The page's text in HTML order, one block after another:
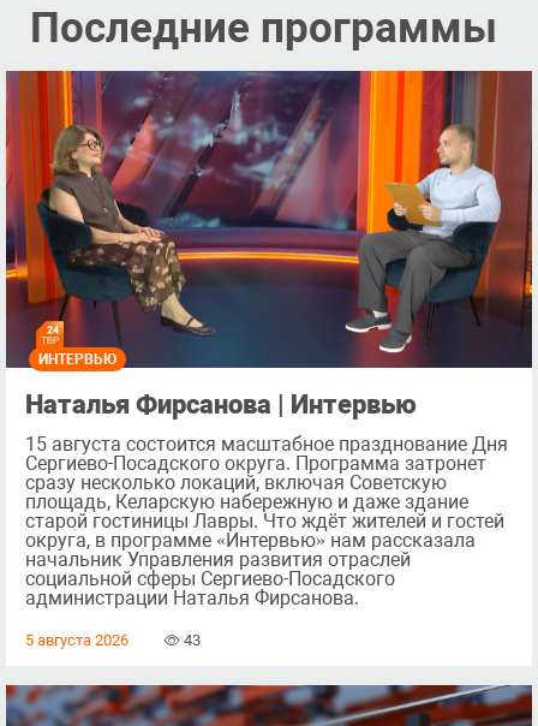
Последние программы
ИНТЕРВЬЮ
Наталья Фирсанова | Интервью
15 августа состоится масштабное празднование Дня
Сергиево-Посадского округа. Программа затронет
сразу несколько локаций, включая Советскую
площадь, Келарскую набережную и даже здание
старой гостиницы Лавры. Что ждёт жителей и гостей
округа, в программе «Интервью» нам рассказала
начальник Управления развития отраслей
социальной сферы Сергиево-Посадского
администрации Наталья Фирсанова.
5 августа 2026 43